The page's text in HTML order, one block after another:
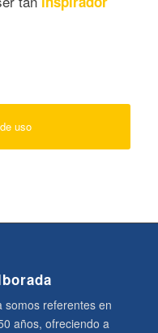
uso
somos referentes en
años, ofreciendo a